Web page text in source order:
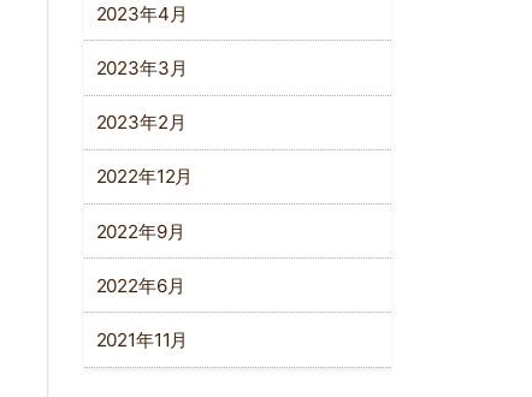
2023年4月
2023年3月
2023年2月
2022年12月
2022年9月
2022年6月
2021年11月